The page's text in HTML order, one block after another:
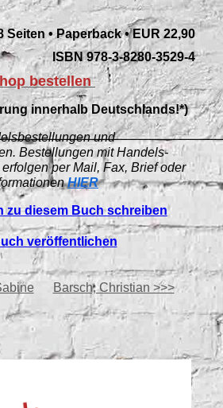
Seiten • Paperback • EUR 22,90
ISBN 978-3-8280-3529-4
bestellen
innerhalb Deutschlands!*)
und
Bestellungen mit Handels-
per Mail, Fax, Brief oder
HIER
zu diesem Buch schreiben
veröffentlichen
Barsch, Christian >>>